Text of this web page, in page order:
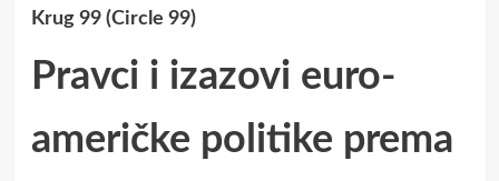
Krug 99 (Circle 99)
Pravci i izazovi euro-
američke politike prema